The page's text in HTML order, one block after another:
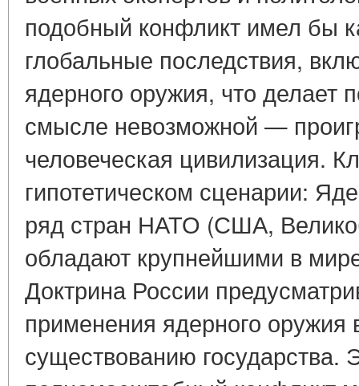
подобный конфликт имел бы
глобальные последствия,
ядерного оружия, что делает
смысле невозможной —
человеческая цивилизация.
гипотетическом сценарии:
ряд стран НАТО (США,
обладают крупнейшими в
Доктрина России
применения ядерного оружия
существованию государства.